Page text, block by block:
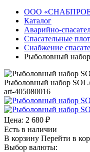
ООО
Каталог
Аварийно-
Спасательные
Снабжение
Рыболовный
Рыболовный набор
art-405080016
Цена: 2 680 ₽
Есть в наличии
В корзину Перейти в
Выбор валюты: